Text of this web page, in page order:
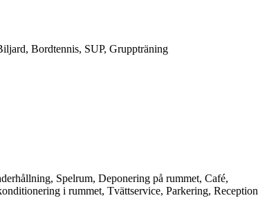
Bordtennis, SUP, Gruppträning
Spelrum, Deponering på rummet, Café,
i rummet, Tvättservice, Parkering, Reception